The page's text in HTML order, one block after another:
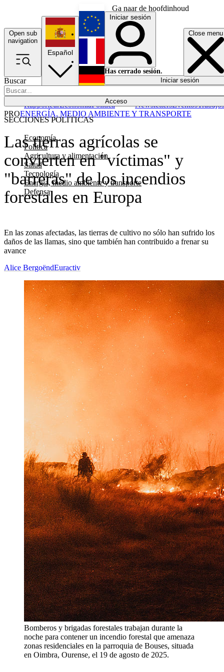
Ga naar de hoofdinhoud
Open sub
navigation
Close menu
Buscar
Acceso
SECCIONES POLÍTICAS
Economía
Política
Agricultura y alimentación
Salud
Tecnología
Energía, medio ambiente y transporte
Defensa
RapporteurEconomíaPolítica NewslettersEventosTrabajos
Español
English
Français
Iniciar sesión
Has cerrado sesión.
Iniciar sesión
Las tierras agrícolas se
convierten en "víctimas" y
"barreras" de los incendios
forestales en Europa
En las zonas afectadas, las tierras de cultivo no sólo han sufrido los
daños de las llamas, sino que también han contribuido a frenar su
avance
PROENERGÍA, MEDIO AMBIENTE Y TRANSPORTE
Alice BergoëndEuractiv
Bomberos y brigadas forestales trabajan durante la
noche para contener un incendio forestal que amenaza
zonas residenciales en la parroquia de Bouses, situada
en Oimbra, Ourense, el 19 de agosto de 2025.